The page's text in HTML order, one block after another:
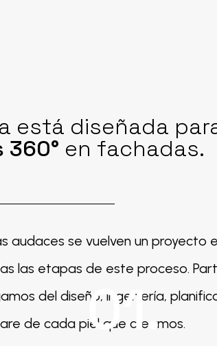
está diseñada
360° en fachadas.
audaces se vuelven un proyecto
las etapas de este proceso.
del diseño, ingeniería,
de cada piel que creamos.
01.